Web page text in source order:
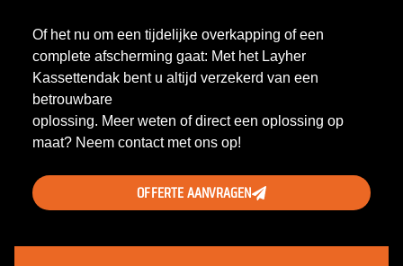
Of het nu om een tijdelijke overkapping of een
complete afscherming gaat: Met het Layher
Kassettendak bent u altijd verzekerd van een
betrouwbare
oplossing. Meer weten of direct een oplossing op
maat? Neem contact met ons op!
OFFERTE AANVRAGEN